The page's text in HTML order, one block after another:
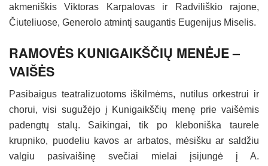
akmeniškis Viktoras Karpalovas ir Radviliškio rajone,
Čiuteliuose, Generolo atmintį saugantis Eugenijus Miselis.
RAMOVĖS KUNIGAIKŠČIŲ MENĖJE –
VAIŠĖS
Pasibaigus teatralizuotoms iškilmėms, nutilus orkestrui ir
chorui, visi sugužėjo į Kunigaikščių menę prie vaišėmis
padengtų stalų. Saikingai, tik po kleboniška taurele
krupniko, puodeliu kavos ar arbatos, mėsišku ar saldžiu
valgiu pasivaišinę svečiai mielai įsijungė į A.